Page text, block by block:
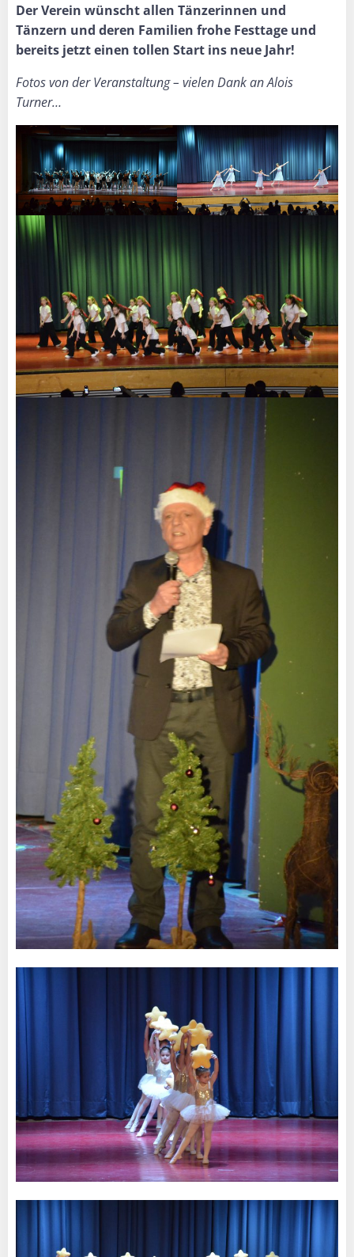
Der Verein wünscht allen Tänzerinnen und
Tänzern und deren Familien frohe Festtage und
bereits jetzt einen tollen Start ins neue Jahr!
Fotos von der Veranstaltung – vielen Dank an Alois
Turner…